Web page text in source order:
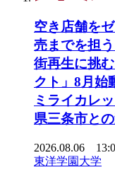
空き店舗を
売までを担
街再生に挑
クト」8月始
ミライカレ
県三条市と
2026.08.06
東洋学園大学